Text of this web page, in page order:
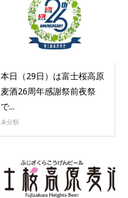
本日（29日）は富士桜高原
麦酒26周年感謝祭前夜祭
で...
未分類